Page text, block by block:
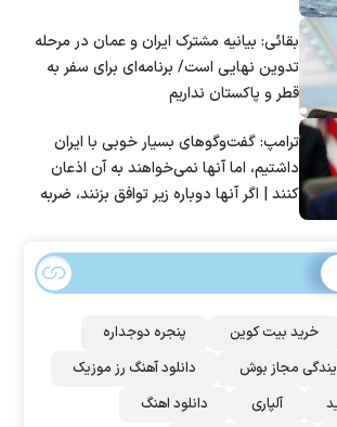
بقائی: بیانیه مشترک ایران و عمان در مرحله
تدوین نهایی است/ برنامه‌ای برای سفر به
قطر و پاکستان نداریم
ترامپ: گفت‌و‌گو‌های بسیار خوبی با ایران
داشتیم، اما آنها نمی‌خواهند به آن اذعان
کنند | اگر آنها دوباره زیر توافق بزنند، ضربه
خرید بیت کوین
پنجره دوجداره
مجاز بوش
دانلود آهنگ رز‌ موزیک
آلپاری
دانلود اهنگ